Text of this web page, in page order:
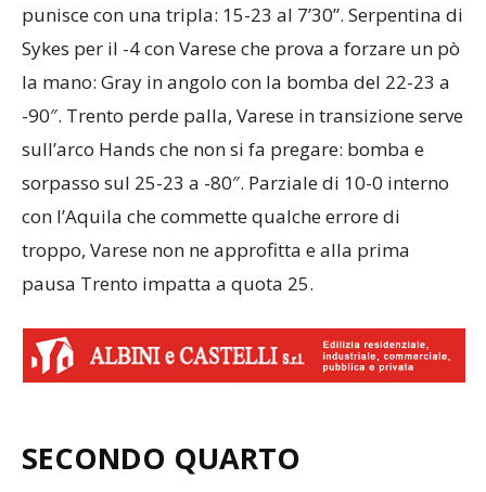
punisce con una tripla: 15-23 al 7’30”. Serpentina di
Sykes per il -4 con Varese che prova a forzare un pò
la mano: Gray in angolo con la bomba del 22-23 a
-90″. Trento perde palla, Varese in transizione serve
sull’arco Hands che non si fa pregare: bomba e
sorpasso sul 25-23 a -80″. Parziale di 10-0 interno
con l’Aquila che commette qualche errore di
troppo, Varese non ne approfitta e alla prima
pausa Trento impatta a quota 25.
SECONDO QUARTO